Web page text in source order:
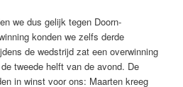
we dus gelijk tegen Doorn-
konden we zelfs derde
de wedstrijd zat een overwinning
tweede helft van de avond. De
in winst voor ons: Maarten kreeg